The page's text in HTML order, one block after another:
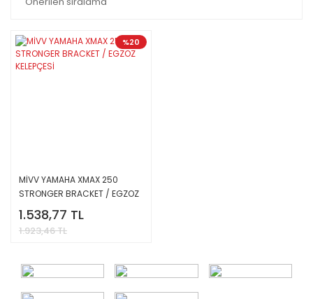
%20
MİVV YAMAHA XMAX 250
STRONGER BRACKET / EGZOZ
KELEPÇESİ
1.538,77 TL
1.923,46 TL